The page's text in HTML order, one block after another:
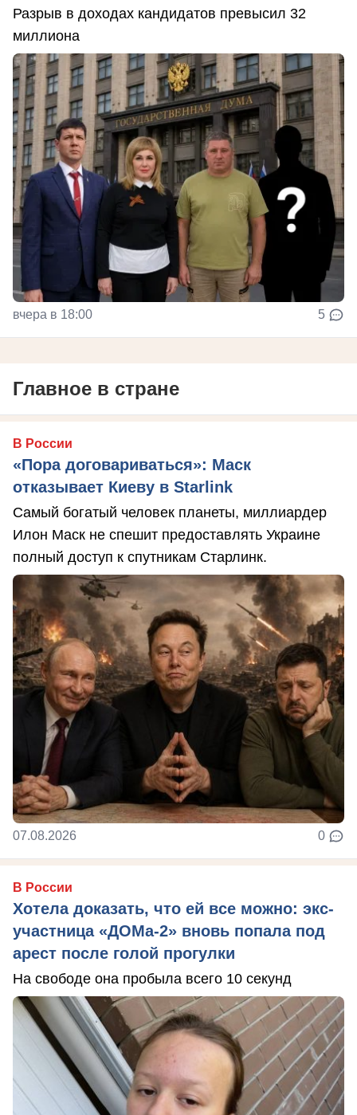
Разрыв в доходах кандидатов превысил 32
миллиона
вчера в 18:00 5
Главное в стране
В России
«Пора договариваться»: Маск
отказывает Киеву в Starlink
Самый богатый человек планеты, миллиардер
Илон Маск не спешит предоставлять Украине
полный доступ к спутникам Старлинк.
07.08.2026 0
В России
Хотела доказать, что ей все можно: экс-
участница «ДОМа-2» вновь попала под
арест после голой прогулки
На свободе она пробыла всего 10 секунд